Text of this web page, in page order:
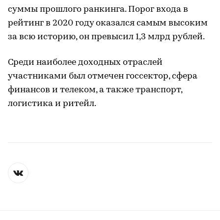
суммы прошлого ранкинга. Порог входа в
рейтинг в 2020 году оказался самым высоким
за всю историю, он превысил 1,3 млрд рублей.
Среди наиболее доходных отраслей
участниками был отмечен госсектор, сфера
финансов и телеком, а также транспорт,
логистика и ритейл.